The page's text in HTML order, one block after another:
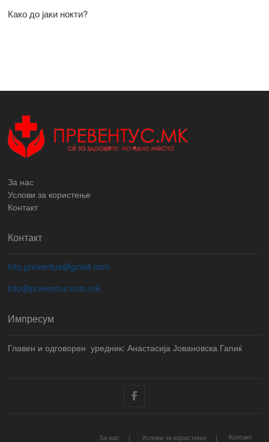
Како до јаки нокти?
За нас
Услови за користење
Контакт
Контакт
info.preventus@gmail.com
info@preventus.com.mk
Импресум
Главен и одговорен уредник: Анастасија Јовановска Гапиќ
Facebook
За нас Услови за користење Контакт